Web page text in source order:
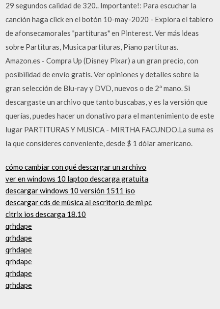
29 segundos calidad de 320.. Importante!: Para escuchar la
canción haga click en el botón 10-may-2020 - Explora el tablero
de afonsecamorales "partituras" en Pinterest. Ver más ideas
sobre Partituras, Musica partituras, Piano partituras.
Amazon.es - Compra Up (Disney Pixar) a un gran precio, con
posibilidad de envío gratis. Ver opiniones y detalles sobre la
gran selección de Blu-ray y DVD, nuevos o de 2ª mano. Si
descargaste un archivo que tanto buscabas, y es la versión que
querías, puedes hacer un donativo para el mantenimiento de este
lugar PARTITURAS Y MUSICA - MIRTHA FACUNDO.La suma es
la que consideres conveniente, desde $ 1 dólar americano.
cómo cambiar con qué descargar un archivo
ver en windows 10 laptop descarga gratuita
descargar windows 10 versión 1511 iso
descargar cds de música al escritorio de mi pc
citrix ios descarga 18.10
qrhdape
qrhdape
qrhdape
qrhdape
qrhdape
qrhdape